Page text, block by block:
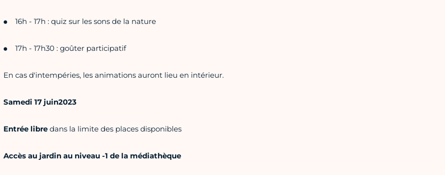
16h - 17h : quiz sur les sons de la nature
17h - 17h30 : goûter participatif
En cas d'intempéries, les animations auront lieu en intérieur.
Samedi 17 juin2023
Entrée libre dans la limite des places disponibles
Accès au jardin au niveau -1 de la médiathèque